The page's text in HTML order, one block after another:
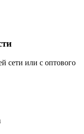
сети или с оптового